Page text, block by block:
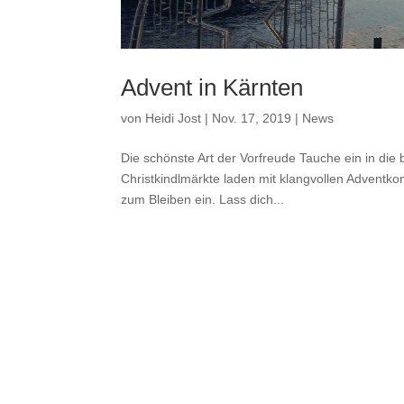
Advent in Kärnten
von Heidi Jost | Nov. 17, 2019 | News
Die schönste Art der Vorfreude Tauche ein in
Christkindlmärkte laden mit klangvollen
zum Bleiben ein. Lass dich...